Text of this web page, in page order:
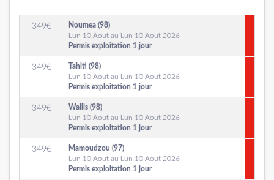
349€
Noumea (98)
Lun 10 Aout au Lun 10 Aout 2026
Permis exploitation 1 jour
349€
Tahiti (98)
Lun 10 Aout au Lun 10 Aout 2026
Permis exploitation 1 jour
349€
Wallis (98)
Lun 10 Aout au Lun 10 Aout 2026
Permis exploitation 1 jour
349€
Mamoudzou (97)
Lun 10 Aout au Lun 10 Aout 2026
Permis exploitation 1 jour